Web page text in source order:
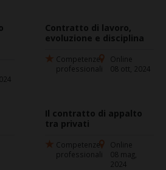
Contratto di lavoro,
evoluzione e disciplina
Competenze
professionali
Online
08 ott, 2024
Il contratto di appalto
tra privati
Competenze
professionali
Online
08 mag,
2024